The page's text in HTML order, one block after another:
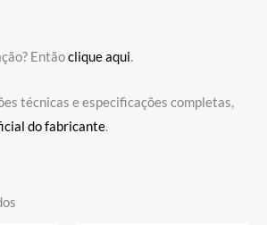
Entãoclique aqui.
técnicas e especificações completas,
do fabricante.